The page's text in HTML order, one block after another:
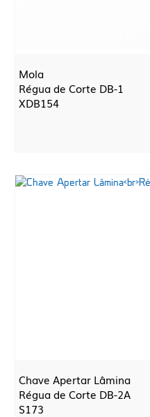
Mola
Régua de Corte DB-1
XDB154
Chave Apertar Lâmina
Régua de Corte DB-2A
S173